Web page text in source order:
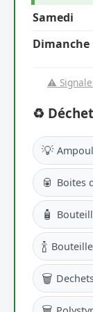
Samedi
Dimanche
⚠️
♻️
💡
🥫 Boites
🧴
🍾
🗑️